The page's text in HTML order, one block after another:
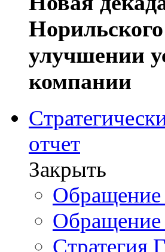
улучшении
компании
отчет
Закрыть
Обращение
Обращение
Стратегия